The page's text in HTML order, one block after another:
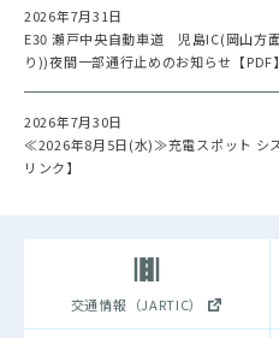
2026年7月31日
E30 瀬戸中央自動車道 児島IC(岡山方
り))夜間一部通行止めのお知らせ【PDF】
2026年7月30日
≪2026年8月5日(水)≫充電スポット シ
リンク】
交通情報（JARTIC）